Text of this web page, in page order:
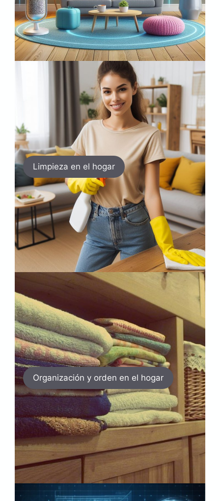
Limpieza en el hogar
Organización y orden en el hogar